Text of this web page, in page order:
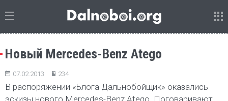
Новый Mercedes-Benz Atego
07.02.2013 234
В распоряжении «Блога Дальнобойщик» оказались
эскизы нового Mercedes-Benz Atego. Поговаривают,